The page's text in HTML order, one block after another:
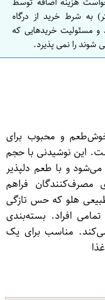
به شرط خرید از درگاه
مسئولیت خریدهایی که
شوند را نمی پذیرد.
و محبوب برای
این نوشیدنی با حجم
می‌شود و با طعم دلپذیر
مصرف‌کنندگان فراهم
هلو که حس تازگی
افراد. بسته‌بندی
مناسب برای یک